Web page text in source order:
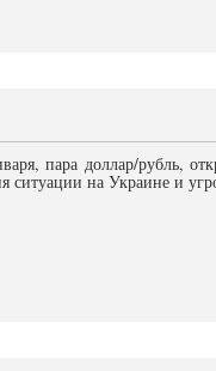
пара доллар/рубль,
ситуации на Украине и